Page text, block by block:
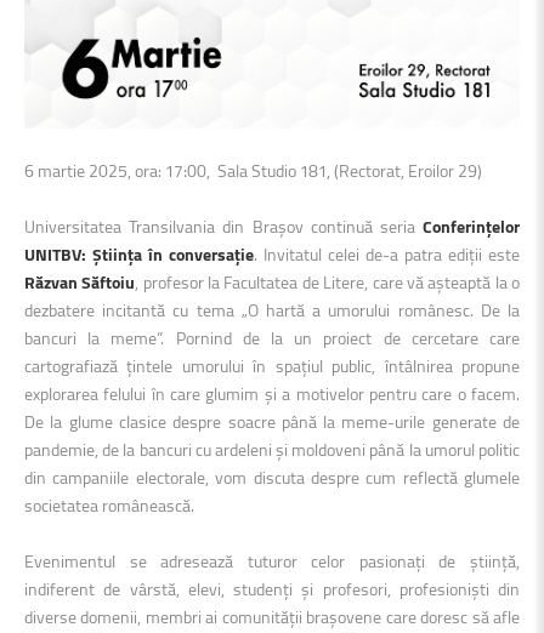
6 martie 2025, ora: 17:00, Sala Studio 181, (Rectorat, Eroilor 29)
Universitatea Transilvania din Brașov continuă seria Conferințelor
UNITBV: Știința în conversație. Invitatul celei de-a patra ediții este
Răzvan Săftoiu, profesor la Facultatea de Litere, care vă așteaptă la o
dezbatere incitantă cu tema „O hartă a umorului românesc. De la
bancuri la meme”. Pornind de la un proiect de cercetare care
cartografiază țintele umorului în spațiul public, întâlnirea propune
explorarea felului în care glumim și a motivelor pentru care o facem.
De la glume clasice despre soacre până la meme-urile generate de
pandemie, de la bancuri cu ardeleni și moldoveni până la umorul politic
din campaniile electorale, vom discuta despre cum reflectă glumele
societatea românească.
Evenimentul se adresează tuturor celor pasionați de știință,
indiferent de vârstă, elevi, studenți și profesori, profesioniști din
diverse domenii, membri ai comunității brașovene care doresc să afle